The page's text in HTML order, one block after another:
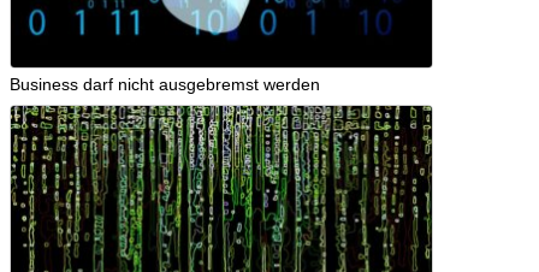
Business darf nicht ausgebremst werden